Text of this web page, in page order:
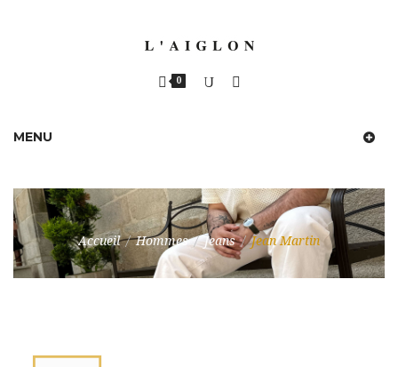
0
MENU
Accueil / Hommes / Jeans / Jean Martin